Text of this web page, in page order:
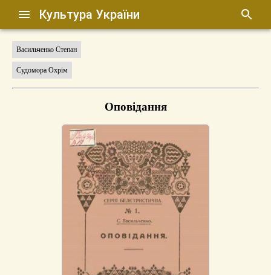
Культура України
Васильченко Степан
Судомора Охрім
Оповідання